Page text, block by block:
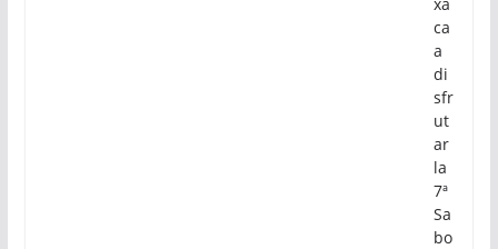
ca
a
di
sfr
ut
ar
la
7ª
Sa
bo